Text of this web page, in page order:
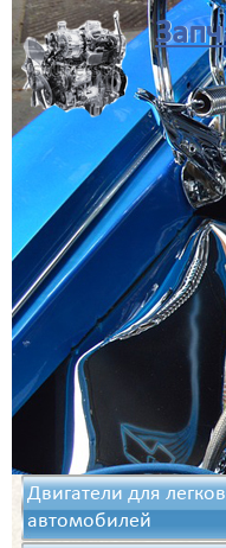
Двигатели для
автомобилей